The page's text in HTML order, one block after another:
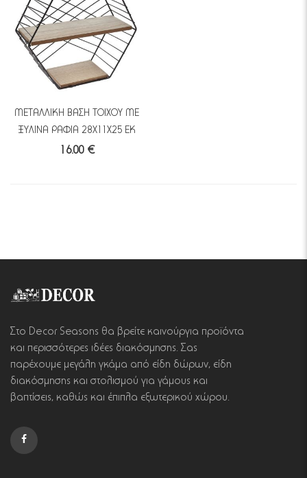
ΜΕΤΑΛΛΙΚΗ ΒΑΣΗ ΤΟΙΧΟΥ ΜΕ
ΞΥΛΙΝΑ ΡΑΦΙΑ 28Χ11Χ25 ΕΚ
16.00 €
Στο Decor Seasons θα βρείτε καινούργια προϊόντα
και περισσότερες ιδέες διακόσμησης. Σας
παρέχουμε μεγάλη γκάμα από είδη δώρων, είδη
διακόσμησης και στολισμού για γάμους και
βαπτίσεις, καθώς και έπιπλα εξωτερικού χώρου.